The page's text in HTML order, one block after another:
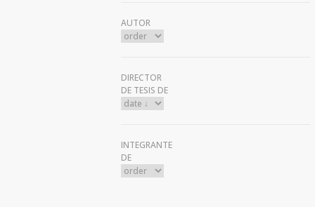
AUTOR
DIRECTOR
DE TESIS DE
INTEGRANTE
DE